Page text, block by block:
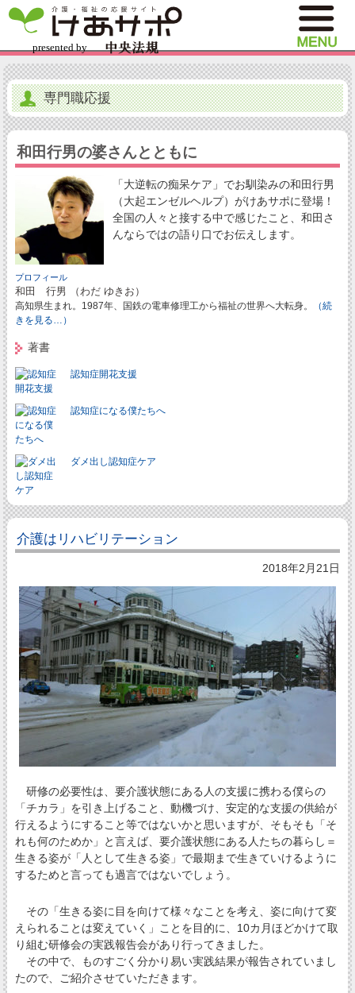
専門職応援
和田行男の婆さんとともに
「大逆転の痴呆ケア」でお馴染みの和田行男
（大起エンゼルヘルプ）がけあサポに登場！
全国の人々と接する中で感じたこと、和田さ
んならではの語り口でお伝えします。
プロフィール
和田 行男 （わだ ゆきお）
高知県生まれ。1987年、国鉄の電車修理工から福祉の世界へ大転身。
（続
きを見る…）
著書
認知症開花支援
認知症になる僕たちへ
ダメ出し認知症ケア
介護はリハビリテーション
2018年2月21日
研修の必要性は、要介護状態にある人の支援に携わる僕らの
「チカラ」を引き上げること、動機づけ、安定的な支援の供給が
行えるようにすること等ではないかと思いますが、そもそも「そ
れも何のためか」と言えば、要介護状態にある人たちの暮らし＝
生きる姿が「人として生きる姿」で最期まで生きていけるように
するためと言っても過言ではないでしょう。
その「生きる姿に目を向けて様々なことを考え、姿に向けて変
えられることは変えていく」ことを目的に、10カ月ほどかけて取
り組む研修会の実践報告会があり行ってきました。
その中で、ものすごく分かり易い実践結果が報告されていまし
たので、ご紹介させていただきます。